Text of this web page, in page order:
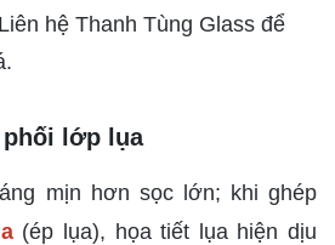
hệ Thanh Tùng Glass để
phối lớp lụa
mịn hơn sọc lớn; khi ghép
(ép lụa), họa tiết lụa hiện dịu